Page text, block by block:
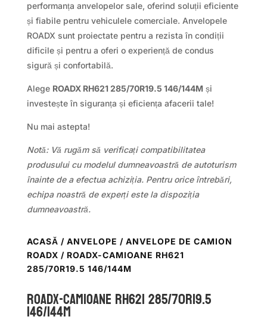
performanța anvelopelor sale, oferind soluții eficiente
și fiabile pentru vehiculele comerciale. Anvelopele
ROADX sunt proiectate pentru a rezista în condiții
dificile și pentru a oferi o experiență de condus
sigură și confortabilă.
Alege ROADX RH621 285/70R19.5 146/144M și
investește în siguranța și eficiența afacerii tale!
Nu mai astepta!
Notă: Vă rugăm să verificați compatibilitatea
produsului cu modelul dumneavoastră de autoturism
înainte de a efectua achiziția. Pentru orice întrebări,
echipa noastră de experți este la dispoziția
dumneavoastră.
ACASĂ / ANVELOPE / ANVELOPE DE CAMION
ROADX / ROADX-CAMIOANE RH621
285/70R19.5 146/144M
ROADX-CAMIOANE RH621 285/70R19.5
146/144M